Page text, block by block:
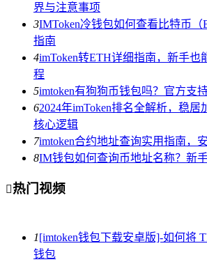
界与注意事项
3IMToken冷钱包如何查看比特币
指南
4imToken转ETH详细指南，新手也
程
5imtoken有狗狗币钱包吗？官方支
62024年imToken排名全解析，稳居
核心逻辑
7imtoken合约地址查询实用指南，
8IM钱包如何查询币地址名称？新
热门视频
1[imtoken钱包下载安卓版]-如何将
钱包